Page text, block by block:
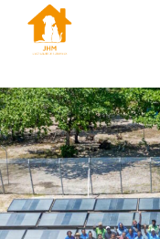
content